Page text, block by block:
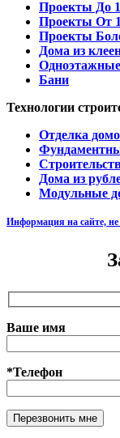
Проекты До
Проекты От
Проекты
Дома из
Одноэтажные
Бани
Технологии
Отделка
Дома из
Модульные
Информация на сайте,
Ваше имя
*Телефон
Оставьте это поле